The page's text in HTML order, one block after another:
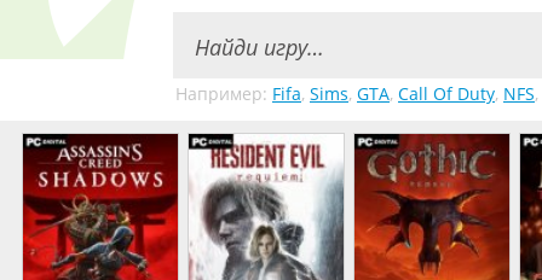
Например: Fifa, Sims, GTA, Call Of Duty, NFS,